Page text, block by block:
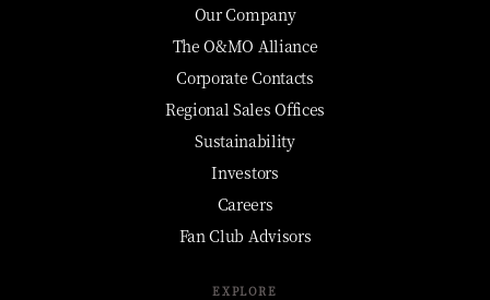
Our Company
The O&MO Alliance
Corporate Contacts
Regional Sales Offices
Sustainability
Investors
Careers
Fan Club Advisors
EXPLORE